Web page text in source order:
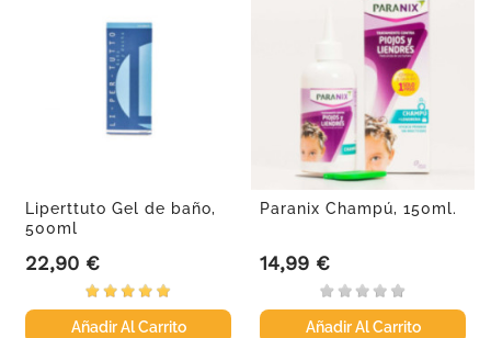
Liperttuto Gel de baño,
500ml
Precio
22,90 €
Añadir Al Carrito
Paranix Champú, 150ml.
Precio
14,99 €
Añadir Al Carrito